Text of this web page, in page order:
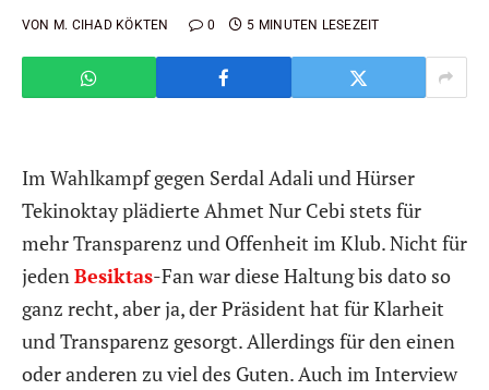
VON M. CIHAD KÖKTEN 0 5 MINUTEN LESEZEIT
Im Wahlkampf gegen Serdal Adali und Hürser
Tekinoktay plädierte Ahmet Nur Cebi stets für
mehr Transparenz und Offenheit im Klub. Nicht für
jedenBesiktas-Fan war diese Haltung bis dato so
ganz recht, aber ja, der Präsident hat für Klarheit
und Transparenz gesorgt. Allerdings für den einen
oder anderen zu viel des Guten. Auch im Interview